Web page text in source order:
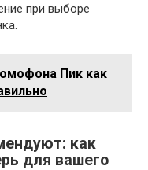
при выборе
Пик как
как
для вашего